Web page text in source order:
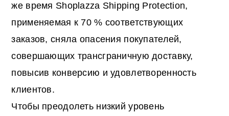
же время Shoplazza Shipping Protection,
применяемая к 70 % соответствующих
заказов, сняла опасения покупателей,
совершающих трансграничную доставку,
повысив конверсию и удовлетворенность
клиентов.
Чтобы преодолеть низкий уровень